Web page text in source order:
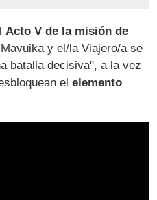
Acto V de la misión de
y el/la Viajero/a se
batalla decisiva", a la vez
elelemento